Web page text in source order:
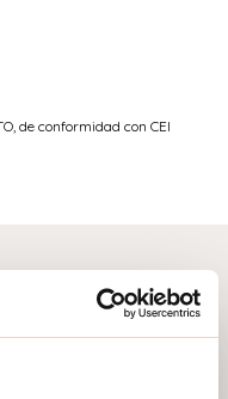
de conformidad con CEI